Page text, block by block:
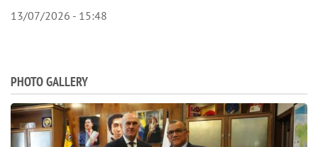
13/07/2026 - 15:48
PHOTO GALLERY